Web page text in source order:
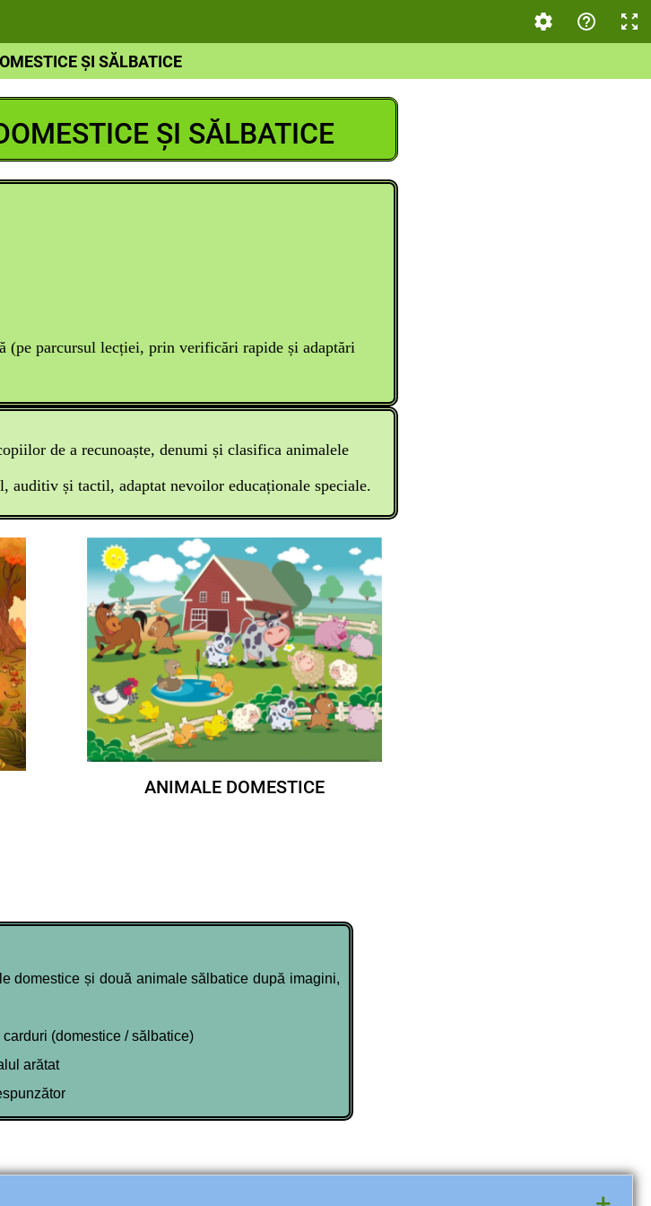
ȘI SĂLBATICE
ȘI SĂLBATICE
(pe parcursul lecției, prin verificări rapide și adaptări
de a recunoaște, denumi și clasifica animalele
auditiv și tactil, adaptat nevoilor educaționale speciale.
ANIMALE DOMESTICE
domestice și două animale sălbatice după imagini,
(domestice / sălbatice)
arătat